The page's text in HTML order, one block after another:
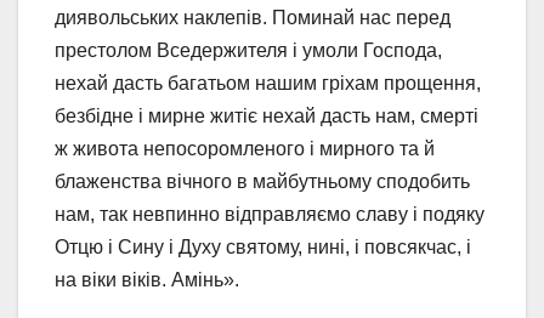
диявольських наклепів. Поминай нас перед
престолом Вседержителя і умоли Господа,
нехай дасть багатьом нашим гріхам прощення,
безбідне і мирне житіє нехай дасть нам, смерті
ж живота непосоромленого і мирного та й
блаженства вічного в майбутньому сподобить
нам, так невпинно відправляємо славу і подяку
Отцю і Сину і Духу святому, нині, і повсякчас, і
на віки віків. Амінь».